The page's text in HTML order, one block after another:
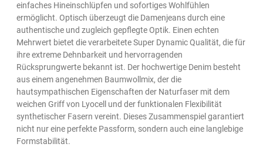
einfaches Hineinschlüpfen und sofortiges Wohlfühlen
ermöglicht. Optisch überzeugt die Damenjeans durch eine
authentische und zugleich gepflegte Optik. Einen echten
Mehrwert bietet die verarbeitete Super Dynamic Qualität, die für
ihre extreme Dehnbarkeit und hervorragenden
Rücksprungwerte bekannt ist. Der hochwertige Denim besteht
aus einem angenehmen Baumwollmix, der die
hautsympathischen Eigenschaften der Naturfaser mit dem
weichen Griff von Lyocell und der funktionalen Flexibilität
synthetischer Fasern vereint. Dieses Zusammenspiel garantiert
nicht nur eine perfekte Passform, sondern auch eine langlebige
Formstabilität.